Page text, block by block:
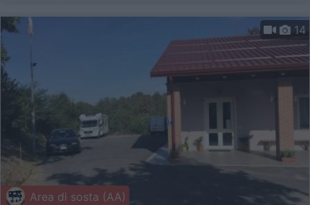
Area di sosta (AA)
14